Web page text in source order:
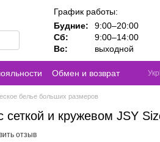
График работы:
Будние:
9:00–20:00
Сб:
9:00–14:00
Вс:
выходной
Обмен и возврат
Укр
белье больших размеров
сеткой и кружевом JSY
отзыв